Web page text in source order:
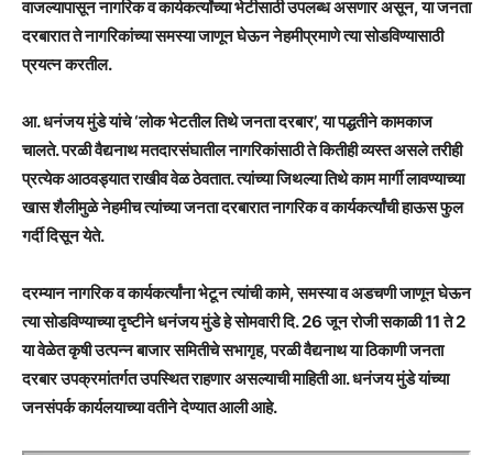
वाजल्यापासून नागरिक व कार्यकर्त्यांच्या भेटीसाठी उपलब्ध असणार असून, या जनता
दरबारात ते नागरिकांच्या समस्या जाणून घेऊन नेहमीप्रमाणे त्या सोडविण्यासाठी
प्रयत्न करतील.
आ. धनंजय मुंडे यांचे ‘लोक भेटतील तिथे जनता दरबार’, या पद्धतीने कामकाज
चालते. परळी वैद्यनाथ मतदारसंघातील नागरिकांसाठी ते कितीही व्यस्त असले तरीही
प्रत्येक आठवड्यात राखीव वेळ ठेवतात. त्यांच्या जिथल्या तिथे काम मार्गी लावण्याच्या
खास शैलीमुळे नेहमीच त्यांच्या जनता दरबारात नागरिक व कार्यकर्त्यांची हाऊस फुल
गर्दी दिसून येते.
दरम्यान नागरिक व कार्यकर्त्यांना भेटून त्यांची कामे, समस्या व अडचणी जाणून घेऊन
त्या सोडविण्याच्या दृष्टीने धनंजय मुंडे हे सोमवारी दि. 26 जून रोजी सकाळी 11 ते 2
या वेळेत कृषी उत्पन्न बाजार समितीचे सभागृह, परळी वैद्यनाथ या ठिकाणी जनता
दरबार उपक्रमांतर्गत उपस्थित राहणार असल्याची माहिती आ. धनंजय मुंडे यांच्या
जनसंपर्क कार्यलयाच्या वतीने देण्यात आली आहे.